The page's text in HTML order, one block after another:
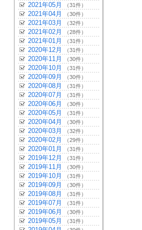
2021年05月 （31件）
2021年04月 （30件）
2021年03月 （32件）
2021年02月 （28件）
2021年01月 （31件）
2020年12月 （31件）
2020年11月 （30件）
2020年10月 （31件）
2020年09月 （30件）
2020年08月 （31件）
2020年07月 （31件）
2020年06月 （30件）
2020年05月 （31件）
2020年04月 （30件）
2020年03月 （32件）
2020年02月 （29件）
2020年01月 （31件）
2019年12月 （31件）
2019年11月 （30件）
2019年10月 （31件）
2019年09月 （30件）
2019年08月 （31件）
2019年07月 （31件）
2019年06月 （30件）
2019年05月 （31件）